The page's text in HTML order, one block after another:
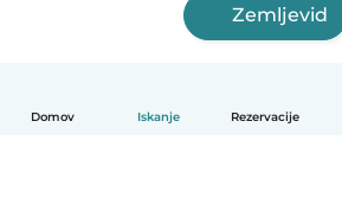
Domov Iskanje Rezervacije
Zemljevid